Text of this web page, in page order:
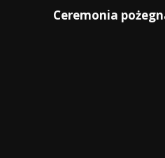
Ceremonia